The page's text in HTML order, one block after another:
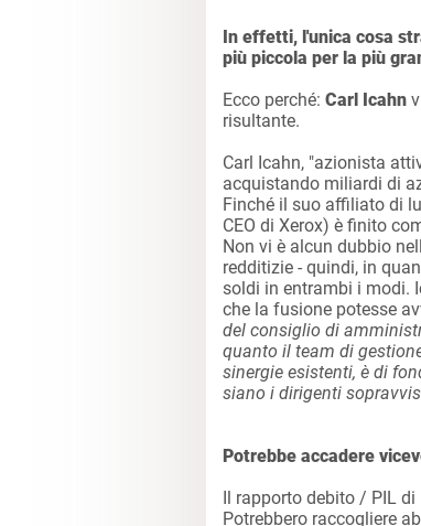
In effetti, l'unica cosa
più piccola per la più
Ecco perché: Carl Icahn
risultante.
Carl Icahn, "azionista
acquistando miliardi di
Finché il suo affiliato di
CEO di Xerox) è finito
Non vi è alcun dubbio
redditizie - quindi, in
soldi in entrambi i modi.
che la fusione potesse
del consiglio di
quanto il team di
sinergie esistenti, è di
siano i dirigenti
Potrebbe accadere
Il rapporto debito / PIL di
Potrebbero raccogliere